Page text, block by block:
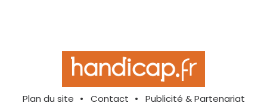
Plan du site Contact
Publicité & Partenariat